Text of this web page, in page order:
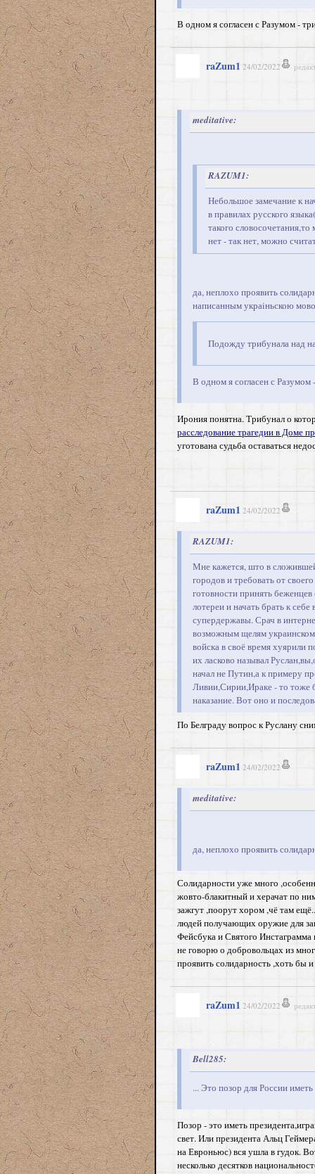
В одном я согласен с Разумом -
raZum1 24/02/2022
meditative:
RAZUM1:
Небольшое замечание к
в правилах русского
такого
нет - так нет, можно
да, неплохо проявить
написанным украiньскою
Подожду трибунала над
В одном я согласен с
Ирония понятна. Трибунал о
расследование трагедии в Доме
уготована судьба оставаться
raZum1 24/02/2022
RAZUM1:
Мне кажется, што в
городов и требовать от
готовности принять
лотереи и начать брать к
супердержавы. Срач в
возможным щелям
войска в своё время хуярили
их ласково называл
начал не Путин,а к примеру
Ливии,Сирии,Ираке - то тоже
наказание. Вот оно и
По Белграду вопрос к Руслану
raZum1 24/02/2022
meditative:
да, неплохо проявить
Солидарности уже много
жовто-блакитный и херачат по
зажгут ,поорут хором ,чё там
людей получающих оружие для
Фейсбука и Святого
не говорю о добровольцах из
проявить солидарность ,хоть бы
raZum1 24/02/2022
Bell285:
... Это позор для России
Позор - это иметь
свет. Или президента Альц
на Евроньюс) вся ушла в гудок.
несколько десятков